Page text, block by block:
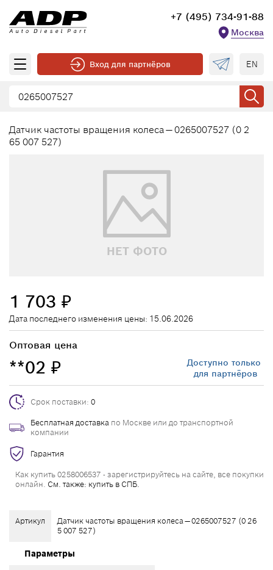
+7 (495) 734-91-88
Москва
Вход для партнёров EN
Датчик частоты вращения колеса — 0265007527 (0 2
65 007 527)
НЕТ ФОТО
Артикул
Датчик частоты вращения колеса — 0265007527 (0 26
5 007 527)
Параметры
1 703 ₽
Дата последнего изменения цены: 15.06.2026
Оптовая цена
**02 ₽
Доступно только
для партнёров
Срок поставки: 0
Бесплатная доставка по Москве или до транспортной
компании
Гарантия
Как купить 0258006537 - зарегистрируйтесь на сайте, все покупки
онлайн. См. также: купить в СПБ.